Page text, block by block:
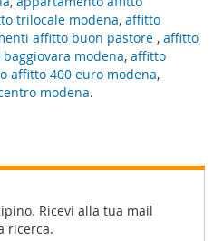
trilocale modena, affitto
affitto buon pastore , affitto
modena, affitto
affitto 400 euro modena,
modena.
Ricevi alla tua mail
ricerca.